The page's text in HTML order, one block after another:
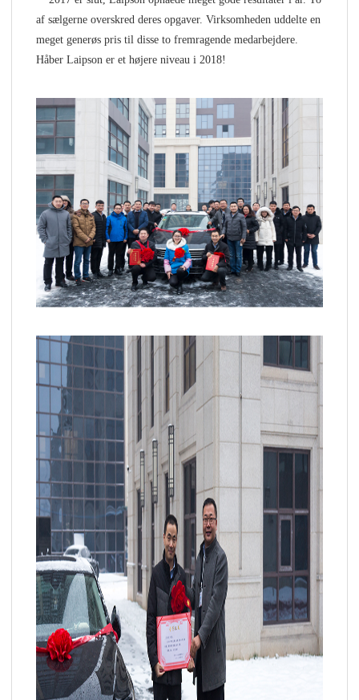
af sælgerne overskred deres opgaver. Virksomheden uddelte en
meget generøs pris til disse to fremragende medarbejdere.
Håber Laipson er et højere niveau i 2018!